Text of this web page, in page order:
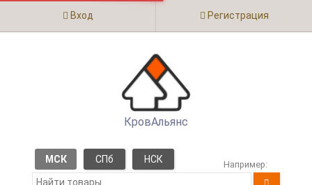
Вход Регистрация
КровАльянс
МСК СПб НСК Например: